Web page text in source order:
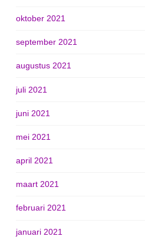
oktober 2021
september 2021
augustus 2021
juli 2021
juni 2021
mei 2021
april 2021
maart 2021
februari 2021
januari 2021